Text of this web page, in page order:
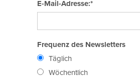
E-Mail-Adresse:*
Frequenz des Newsletters
Täglich
Wöchentlich